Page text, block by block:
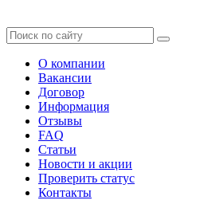
О компании
Вакансии
Договор
Информация
Отзывы
FAQ
Статьи
Новости и акции
Проверить статус
Контакты